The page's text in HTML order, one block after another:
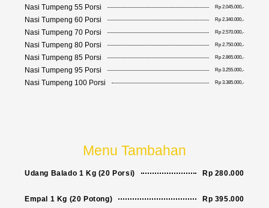
Nasi Tumpeng 55 Porsi Rp 2.045.000,-
Nasi Tumpeng 60 Porsi Rp 2.340.000,-
Nasi Tumpeng 70 Porsi Rp 2.570.000,-
Nasi Tumpeng 80 Porsi Rp 2.750.000,-
Nasi Tumpeng 85 Porsi Rp 2.865.000,-
Nasi Tumpeng 95 Porsi Rp 3.255.000,-
Nasi Tumpeng 100 Porsi Rp 3.385.000,-
Menu Tambahan
Udang Balado 1 Kg (20 Porsi) Rp 280.000
Empal 1 Kg (20 Potong) Rp 395.000